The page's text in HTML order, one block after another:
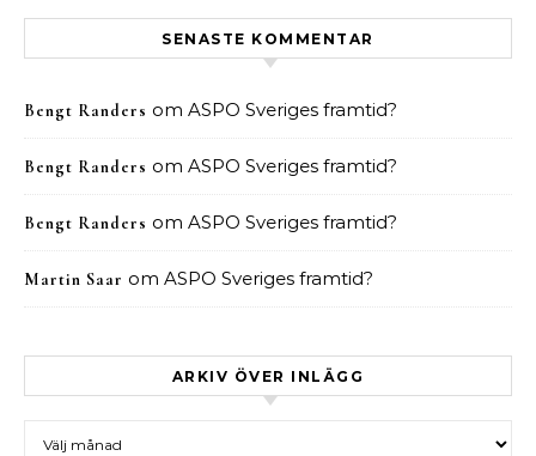
SENASTE KOMMENTAR
Bengt Randers om ASPO Sveriges framtid?
Bengt Randers om ASPO Sveriges framtid?
Bengt Randers om ASPO Sveriges framtid?
Martin Saar om ASPO Sveriges framtid?
ARKIV ÖVER INLÄGG